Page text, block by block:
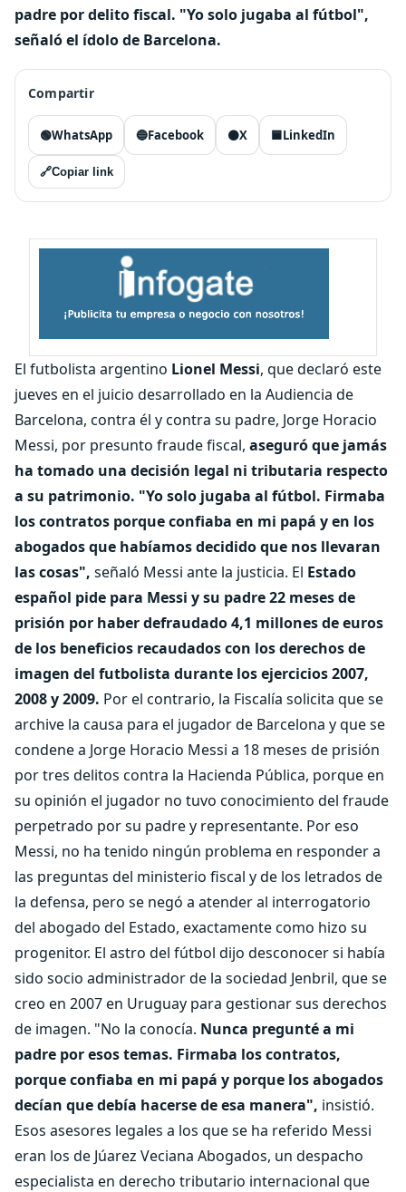
padre por delito fiscal. "Yo solo jugaba al fútbol",
señaló el ídolo de Barcelona.
Compartir
🟢WhatsApp 🔵Facebook ⚫X 🟦LinkedIn
🔗Copiar link
El futbolista argentino Lionel Messi, que declaró este
jueves en el juicio desarrollado en la Audiencia de
Barcelona, contra él y contra su padre, Jorge Horacio
Messi, por presunto fraude fiscal, aseguró que jamás
ha tomado una decisión legal ni tributaria respecto
a su patrimonio. "Yo solo jugaba al fútbol. Firmaba
los contratos porque confiaba en mi papá y en los
abogados que habíamos decidido que nos llevaran
las cosas", señaló Messi ante la justicia. El Estado
español pide para Messi y su padre 22 meses de
prisión por haber defraudado 4,1 millones de euros
de los beneficios recaudados con los derechos de
imagen del futbolista durante los ejercicios 2007,
2008 y 2009. Por el contrario, la Fiscalía solicita que se
archive la causa para el jugador de Barcelona y que se
condene a Jorge Horacio Messi a 18 meses de prisión
por tres delitos contra la Hacienda Pública, porque en
su opinión el jugador no tuvo conocimiento del fraude
perpetrado por su padre y representante. Por eso
Messi, no ha tenido ningún problema en responder a
las preguntas del ministerio fiscal y de los letrados de
la defensa, pero se negó a atender al interrogatorio
del abogado del Estado, exactamente como hizo su
progenitor. El astro del fútbol dijo desconocer si había
sido socio administrador de la sociedad Jenbril, que se
creo en 2007 en Uruguay para gestionar sus derechos
de imagen. "No la conocía. Nunca pregunté a mi
padre por esos temas. Firmaba los contratos,
porque confiaba en mi papá y porque los abogados
decían que debía hacerse de esa manera", insistió.
Esos asesores legales a los que se ha referido Messi
eran los de Júarez Veciana Abogados, un despacho
especialista en derecho tributario internacional que